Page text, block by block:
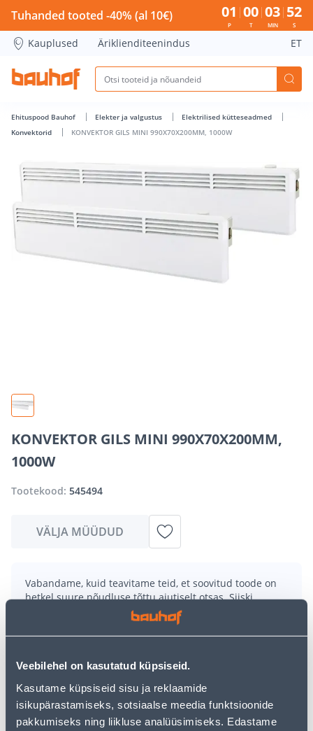
Veebilehel on kasutatud küpsiseid.
Kasutame küpsiseid sisu ja reklaamide
isikupärastamiseks, sotsiaalse meedia funktsioonide
pakkumiseks ning liikluse analüüsimiseks. Edastame
KONVEKTOR GILS MINI 990X70X200MM, 1000W - Bauhof
Tuhanded tooted -40% (al 10€) 01
P
00
T
03
MIN
52
S
Kauplused Äriklienditeenindus ET
Ehituspood Bauhof Elekter ja valgustus
Elektrilised kütteseadmed
Konvektorid
KONVEKTOR GILS MINI 990X70X200MM, 1000W
KONVEKTOR GILS MINI 990X70X200MM,
1000W
Tootekood: 545494
VÄLJA MÜÜDUD
Vabandame, kuid teavitame teid, et soovitud toode on
hetkel suure nõudluse tõttu ajutiselt otsas. Siiski
pakume suurepäraseid alternatiive samast
, mis võivad teile sama palju rõõmu
pakkuda!
uurimistööd saate jätkata, naastesavalehele
veelgi meelepärasemad valikuid. Head ostlemist!